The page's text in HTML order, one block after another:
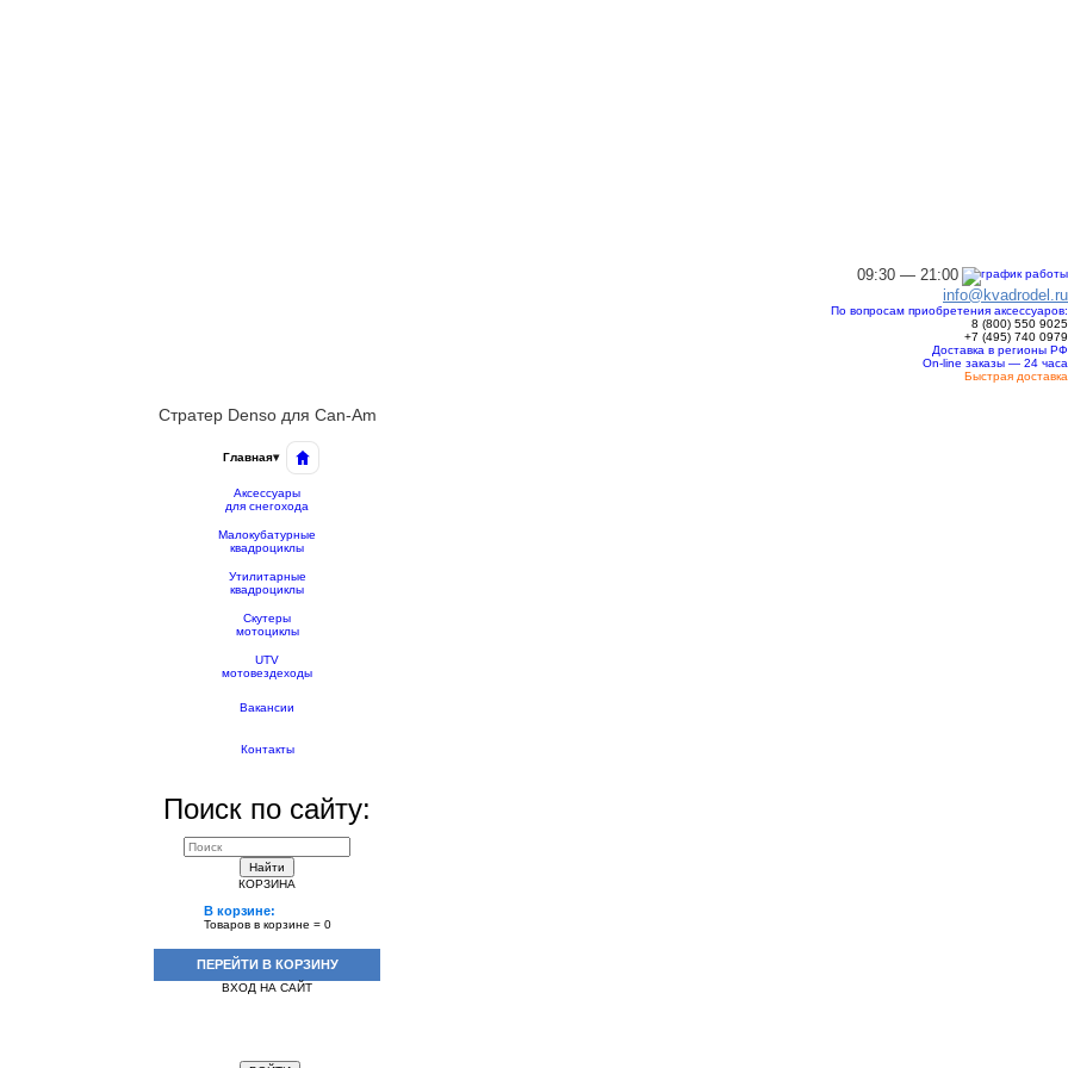
09:30 — 21:00
info@kvadrodel.ru
По вопросам приобретения аксессуаров:
8 (800) 550 9025
+7 (495) 740 0979
Доставка в регионы РФ
On-line заказы — 24 часа
Быстрая доставка
Стратер Denso для Can-Am
Главная▾
Аксессуары
для снегохода
Малокубатурные
квадроциклы
Утилитарные
квадроциклы
Скутеры
мотоциклы
UTV
мотовездеходы
Вакансии
Контакты
Поиск по сайту:
Найти
КОРЗИНА
В корзине:
Товаров в корзине = 0
ПЕРЕЙТИ В КОРЗИНУ
ВХОД НА САЙТ